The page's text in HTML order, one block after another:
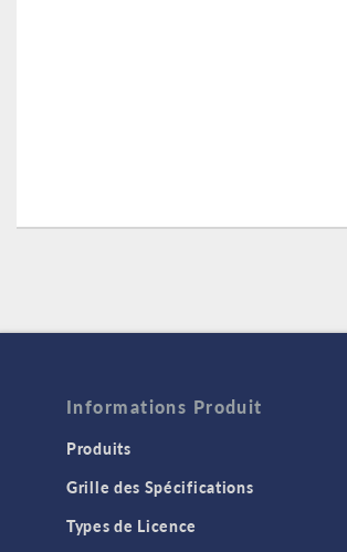
Informations Produit
Produits
Grille des Spécifications
Types de Licence